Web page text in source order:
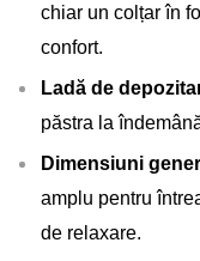
chiar un colțar în
confort.
Ladă de
păstra la
Dimensiuni
amplu pentru
de relaxare.